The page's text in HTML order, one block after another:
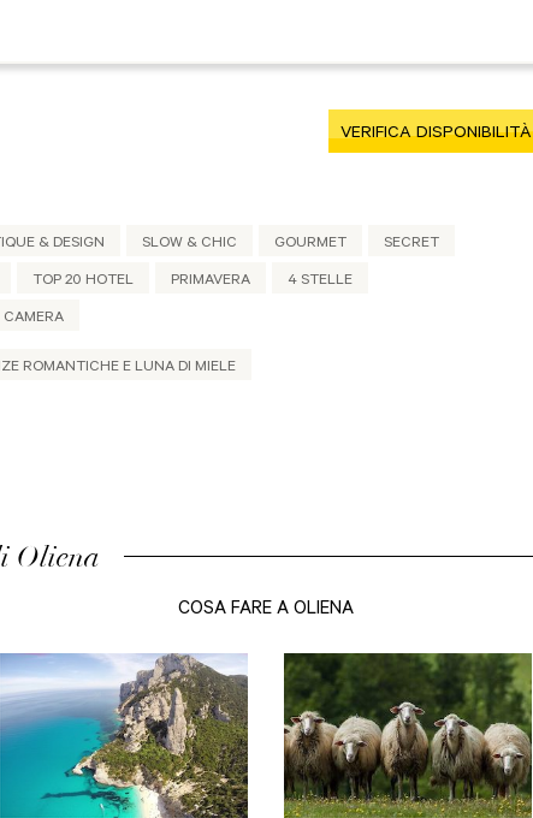
VERIFICA DISPONIBILITÀ
& DESIGN SLOW & CHIC GOURMET SECRET
TOP 20 HOTEL PRIMAVERA 4 STELLE
ROMANTICHE E LUNA DI MIELE
Oliena
COSA FARE A OLIENA